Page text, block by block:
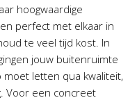
hoogwaardige
perfect met elkaar in
te veel tijd kost. In
jouw buitenruimte
letten qua kwaliteit,
Voor een concreet